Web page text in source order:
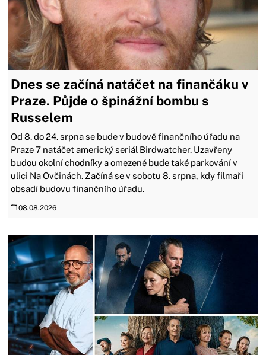
Dnes se začíná natáčet na finančáku v
Praze. Půjde o špinážní bombu s
Russelem
Od 8. do 24. srpna se bude v budově finančního úřadu na
Praze 7 natáčet americký seriál Birdwatcher. Uzavřeny
budou okolní chodníky a omezené bude také parkování v
ulici Na Ovčinách. Začíná se v sobotu 8. srpna, kdy filmaři
obsadí budovu finančního úřadu.
08.08.2026